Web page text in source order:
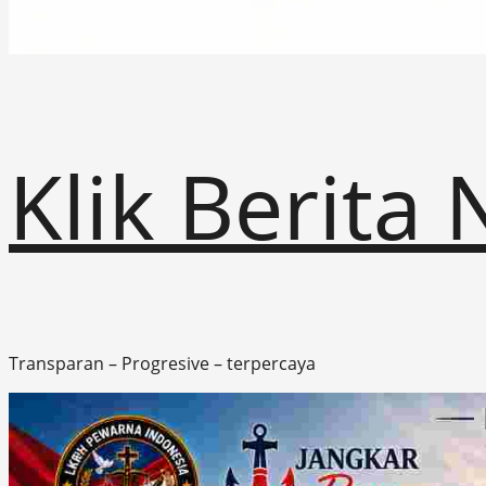
Klik Berita
Transparan – Progresive – terpercaya